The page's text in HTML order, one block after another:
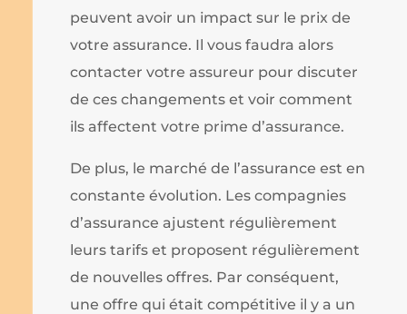
peuvent avoir un impact sur le prix de
votre assurance. Il vous faudra alors
contacter votre assureur pour discuter
de ces changements et voir comment
ils affectent votre prime d’assurance.
De plus, le marché de l’assurance est en
constante évolution. Les compagnies
d’assurance ajustent régulièrement
leurs tarifs et proposent régulièrement
de nouvelles offres. Par conséquent,
une offre qui était compétitive il y a un